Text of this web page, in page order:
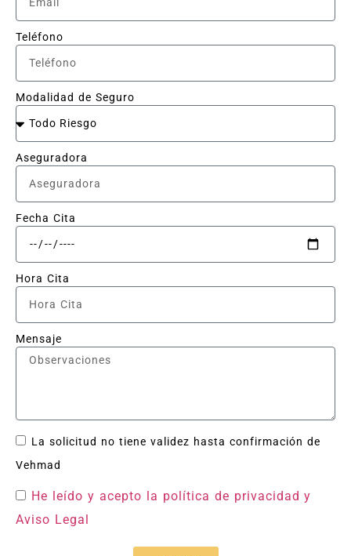
Teléfono
Modalidad de Seguro
Aseguradora
Fecha Cita
Hora Cita
Mensaje
La solicitud no tiene validez hasta confirmación de
Vehmad
He leído y acepto la política de privacidad y
Aviso Legal